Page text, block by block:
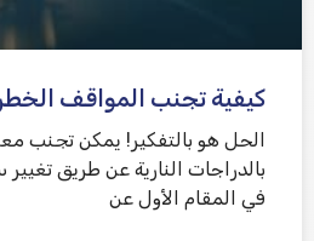
كيفية تجنب المواقف
الحل هو بالتفكير! يمكن تجنب
بالدراجات النارية عن طريق
في المقام الأول عن